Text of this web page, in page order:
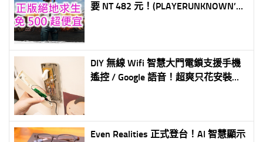
要 NT 482 元！(PLAYERUNKNOWN’S
DIY 無線 Wifi 智慧大門電鎖支援手機
遙控 / Google 語音！超爽只花安裝只
Even Realities 正式登台！AI 智慧顯示